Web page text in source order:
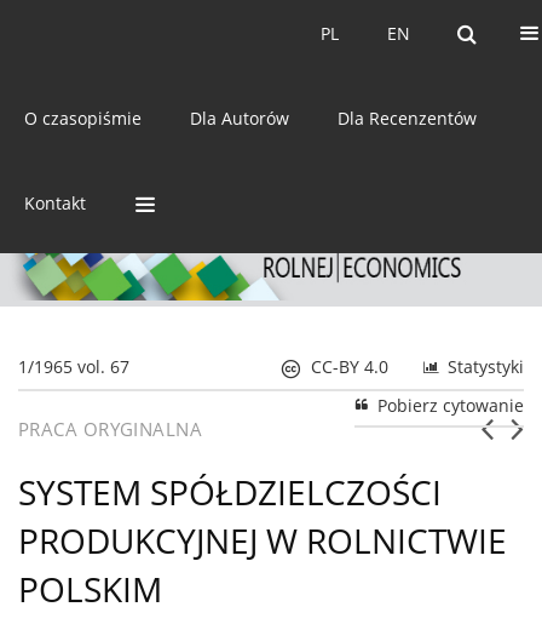
EN
PL EN
PL
O czasopiśmie Dla Autorów Dla Recenzentów
Kontakt
ISSN: 0044-1600
1/1965 vol. 67 Statystyki
CC-BY 4.0
Pobierz cytowanie
PRACA ORYGINALNA
SYSTEM SPÓŁDZIELCZOŚCI
PRODUKCYJNEJ W ROLNICTWIE
POLSKIM